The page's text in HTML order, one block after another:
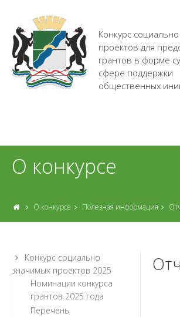
Конкурс
проектов для
грантов в форме
сфере поддержки
общественных
О конкурсе
О конкурсе Полезная информация
Конкурс социально
значимых проектов 2025
Номинации конкурса
грантов 2025 года
Перечень